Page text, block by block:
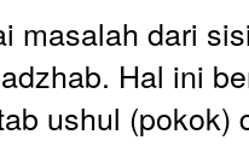
masalah dari
Hal ini
ushul (pokok)